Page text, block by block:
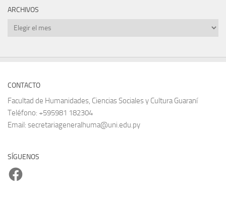
ARCHIVOS
Archivos
CONTACTO
Facultad de Humanidades, Ciencias Sociales y Cultura Guaraní
Teléfono: +595981 182304
Email: secretariageneralhuma@uni.edu.py
SÍGUENOS
Facebook